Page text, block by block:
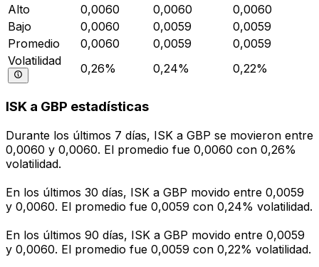
Alto
0,0060 0,0060
0,0060
Bajo
0,0060 0,0059
0,0059
Promedio
0,0060 0,0059
0,0059
Volatilidad
0,26% 0,24% 0,22%
ISK a GBP estadísticas
Durante los últimos 7 días, ISK a GBP se movieron entre
0,0060 y 0,0060. El promedio fue 0,0060 con 0,26%
volatilidad.
En los últimos 30 días, ISK a GBP movido entre 0,0059
y 0,0060. El promedio fue 0,0059 con 0,24% volatilidad.
En los últimos 90 días, ISK a GBP movido entre 0,0059
y 0,0060. El promedio fue 0,0059 con 0,22% volatilidad.